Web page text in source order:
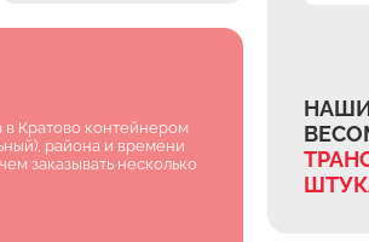
в Кратово контейнером
района и времени
заказывать несколько